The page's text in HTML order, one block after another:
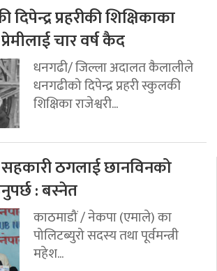
प्रहरीकी शिक्षिकाका
चार वर्ष कैद
धनगढी/ जिल्ला अदालत कैलालीले
धनगढीको दिपेन्द्र प्रहरी स्कुलकी
शिक्षिका राजेश्वरी...
सहकारी ठगलाई छानविनको
: बस्नेत
काठमाडौं / नेकपा (एमाले) का
पोलिटब्युरो सदस्य तथा पूर्वमन्त्री
महेश...